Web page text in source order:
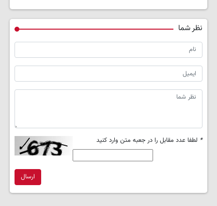
نظر شما
* لطفا عدد مقابل را در جعبه متن وارد کنید
ارسال